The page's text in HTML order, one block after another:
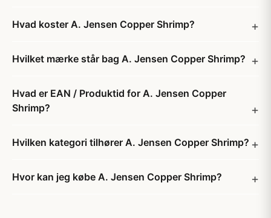
Hvad koster A. Jensen Copper Shrimp?
Hvilket mærke står bag A. Jensen Copper Shrimp?
Hvad er EAN / Produktid for A. Jensen Copper
Shrimp?
Hvilken kategori tilhører A. Jensen Copper Shrimp?
Hvor kan jeg købe A. Jensen Copper Shrimp?